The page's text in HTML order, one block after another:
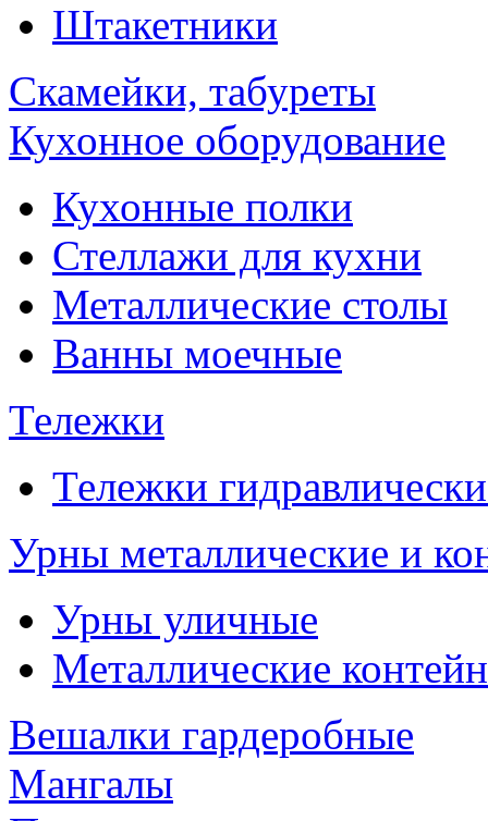
Штакетники
Скамейки, табуреты
Кухонное оборудование
Кухонные полки
Стеллажи для кухни
Металлические столы
Ванны моечные
Тележки
Тележки
Урны металлические и
Урны уличные
Металлические
Вешалки гардеробные
Мангалы